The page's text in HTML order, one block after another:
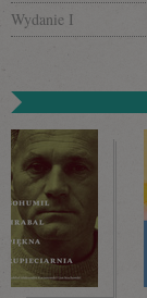
Wydanie I